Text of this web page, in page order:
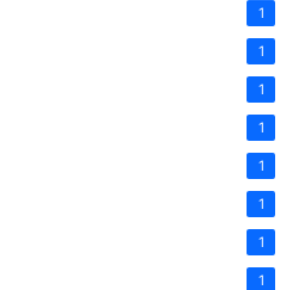
1
1
1
1
1
1
1
1